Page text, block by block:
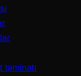
təminatı